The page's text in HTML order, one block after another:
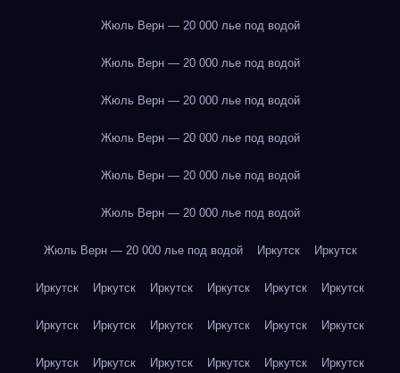
Жюль Верн — 20 000 лье под водой
Жюль Верн — 20 000 лье под водой
Жюль Верн — 20 000 лье под водой
Жюль Верн — 20 000 лье под водой
Жюль Верн — 20 000 лье под водой
Жюль Верн — 20 000 лье под водой
Жюль Верн — 20 000 лье под водой Иркутск Иркутск
Иркутск Иркутск Иркутск Иркутск Иркутск Иркутск
Иркутск Иркутск Иркутск Иркутск Иркутск Иркутск
Иркутск Иркутск Иркутск Иркутск Иркутск Иркутск